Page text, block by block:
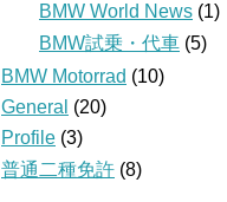
BMW World News (1)
BMW試乗・代車 (5)
BMW Motorrad (10)
General (20)
Profile (3)
普通二種免許 (8)